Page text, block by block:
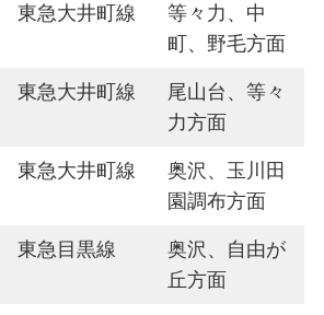
東急大井町線
等々力、中
町、野毛方面
東急大井町線
尾山台、等々
力方面
東急大井町線
奥沢、玉川田
園調布方面
東急目黒線
奥沢、自由が
丘方面